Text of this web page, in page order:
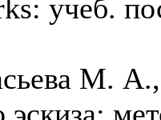
учеб.
М. А.,